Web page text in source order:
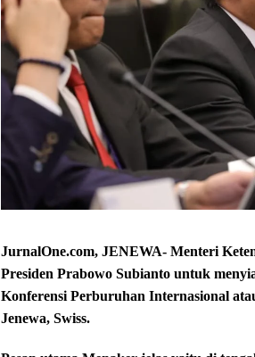
JurnalOne.com, JENEWA- Menteri
Presiden Prabowo Subianto untuk
Konferensi Perburuhan Internasional
Jenewa, Swiss.